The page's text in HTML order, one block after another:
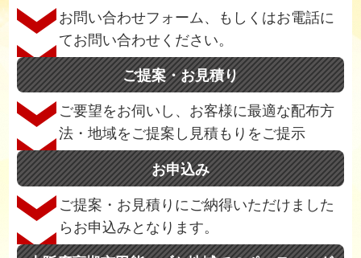
お問い合わせフォーム、もしくはお電話に
てお問い合わせください。
ご提案・お見積り
ご要望をお伺いし、お客様に最適な配布方
法・地域をご提案し見積もりをご提示
お申込み
ご提案・お見積りにご納得いただけました
らお申込みとなります。